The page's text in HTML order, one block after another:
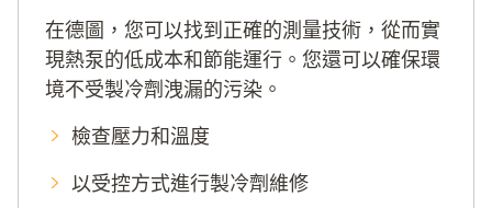
在德圖，您可以找到正確的測量技術，從而實
現熱泵的低成本和節能運行。您還可以確保環
境不受製冷劑洩漏的污染。
檢查壓力和溫度
以受控方式進行製冷劑維修